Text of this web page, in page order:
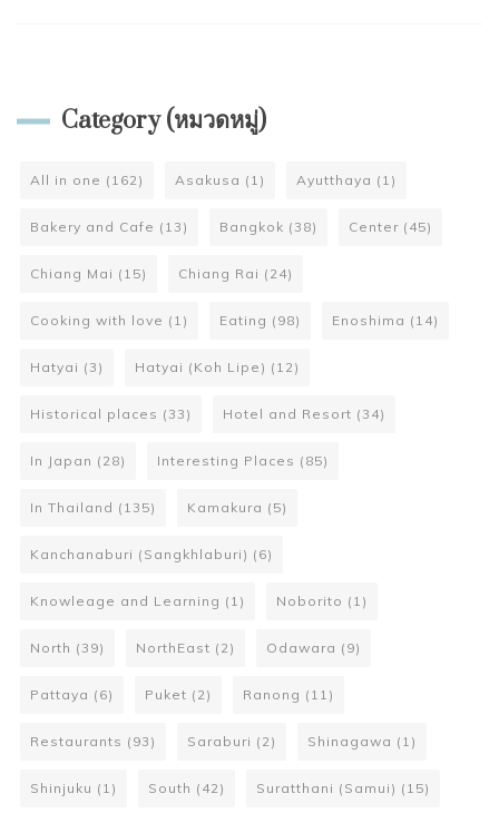
Category (หมวดหมู่)
All in one (162) Asakusa (1) Ayutthaya (1)
Bakery and Cafe (13) Bangkok (38) Center (45)
Chiang Mai (15) Chiang Rai (24)
Cooking with love (1) Eating (98) Enoshima (14)
Hatyai (3) Hatyai (Koh Lipe) (12)
Historical places (33) Hotel and Resort (34)
In Japan (28) Interesting Places (85)
In Thailand (135) Kamakura (5)
Kanchanaburi (Sangkhlaburi) (6)
Knowleage and Learning (1) Noborito (1)
North (39) NorthEast (2) Odawara (9)
Pattaya (6) Puket (2) Ranong (11)
Restaurants (93) Saraburi (2) Shinagawa (1)
Shinjuku (1) South (42) Suratthani (Samui) (15)